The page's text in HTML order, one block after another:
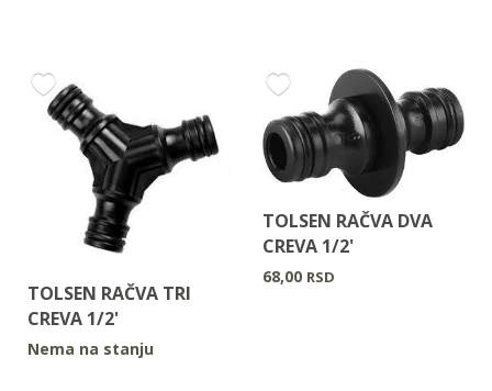
TOLSEN RAČVA TRI
CREVA 1/2'
Nema na stanju
TOLSEN RAČVA DVA
CREVA 1/2'
68,00 RSD